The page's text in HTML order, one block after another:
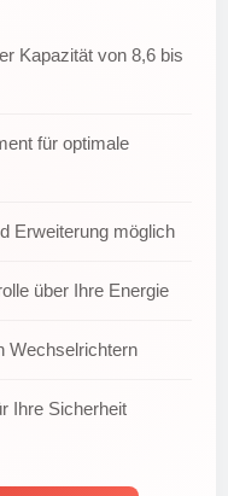
Kapazität von 8,6 bis
für optimale
Erweiterung möglich
über Ihre Energie
Wechselrichtern
Ihre Sicherheit